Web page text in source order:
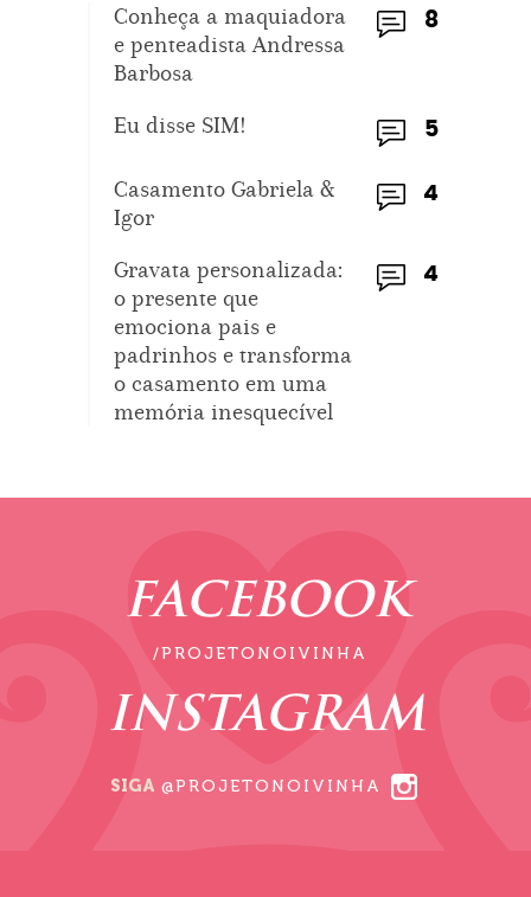
8
Conheça a maquiadora
e penteadista Andressa
Barbosa
5
Eu disse SIM!
4
Casamento Gabriela &
Igor
4
Gravata personalizada:
o presente que
emociona pais e
padrinhos e transforma
o casamento em uma
memória inesquecível
FACEBOOK
/PROJETONOIVINHA
INSTAGRAM
SIGA @PROJETONOIVINHA